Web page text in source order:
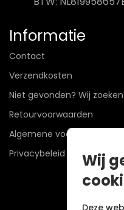
Informatie
Contact
Verzendkosten
Niet gevonden? Wij
Retourvoorwaarden
Algemene voorwaarden
Privacybeleid
Wij